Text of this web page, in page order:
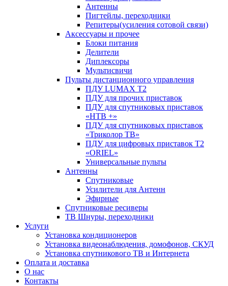
Антенны
Пигтейлы, переходники
Репитеры(усиления сотовой связи)
Аксессуары и прочее
Блоки питания
Делители
Диплексоры
Мультисвичи
Пульты дистанционного управления
ПДУ LUMAX Т2
ПДУ для прочих приставок
ПДУ для спутниковых приставок
«НТВ +»
ПДУ для спутниковых приставок
«Триколор ТВ»
ПДУ для цифровых приставок Т2
«ORIEL»
Универсальные пульты
Антенны
Спутниковые
Усилители для Антенн
Эфирные
Спутниковые ресиверы
ТВ Шнуры, переходники
Услуги
Установка кондиционеров
Установка видеонаблюдения, домофонов, СКУД
Установка спутникового ТВ и Интернета
Оплата и доставка
О нас
Контакты